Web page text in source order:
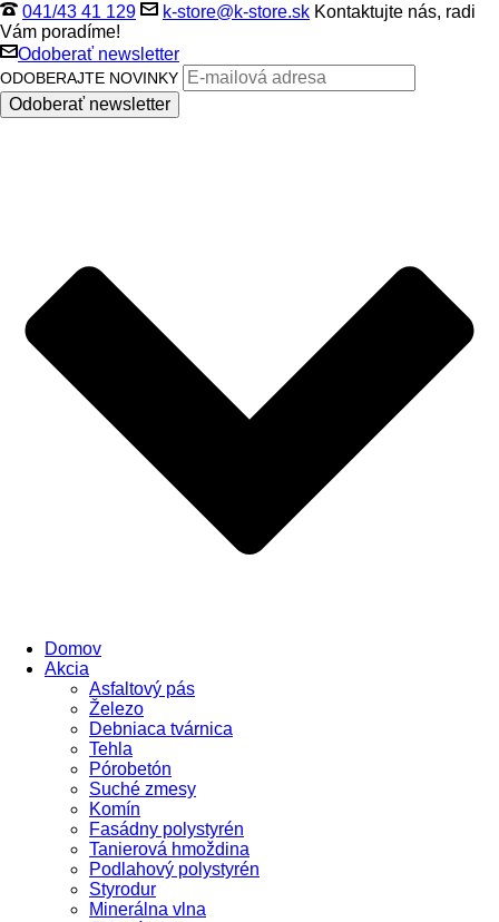
041/43 41 129 k-store@k-store.sk Kontaktujte nás, radi
Vám poradíme!
Odoberať newsletter
ODOBERAJTE NOVINKY
Domov
Akcia
Asfaltový pás
Železo
Debniaca tvárnica
Tehla
Pórobetón
Suché zmesy
Komín
Fasádny polystyrén
Tanierová hmoždina
Podlahový polystyrén
Styrodur
Minerálna vlna